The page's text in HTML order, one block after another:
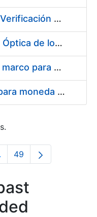
Servicio de Calibración y Verificación Externa de los Equipos de Medición del Servicio de Prevención de la FNMT-RCM
Conexión mediante Fibra Óptica de los Centros de Proceso de Datos (CPDs) de las sedes de la FNMT-RCM de Burgos y Madrid
Contratación de acuerdo marco para el Suministro de Material de Electricidad para la Fábrica Nacional de Moneda y Timbre-Real Casa de la Moneda en su centro de trabajo de Burgos
Suministro de estuches para moneda de 30 €
Pages Use
Page
49